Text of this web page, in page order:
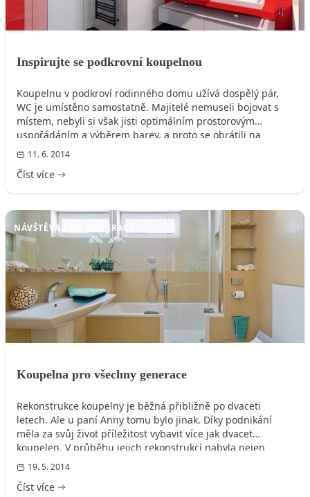
Inspirujte se podkrovní koupelnou
Koupelnu v podkroví rodinného domu užívá dospělý pár,
WC je umístěno samostatně. Majitelé nemuseli bojovat s
místem, nebyli si však jisti optimálním prostorovým
uspořádáním a výběrem barev, a proto se obrátili na
profesionálního koupelnového designéra.
11. 6. 2014
Číst více
NÁVŠTĚVA PRO INSPIRACI
Koupelna pro všechny generace
Rekonstrukce koupelny je běžná přibližně po dvaceti
letech. Ale u paní Anny tomu bylo jinak. Díky podnikání
měla za svůj život příležitost vybavit více jak dvacet
koupelen. V průběhu jejich rekonstrukcí nabyla nejen
cenné zkušenosti, ale i praktické vychytávky, jak nejlépe
zařídit moderní koupelnu. A tak se rozhodla řešení
domácích koupelen vzít do vlastních rukou.
19. 5. 2014
Číst více